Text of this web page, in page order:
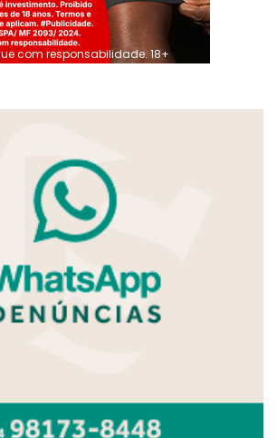
com responsabilidade. 18+